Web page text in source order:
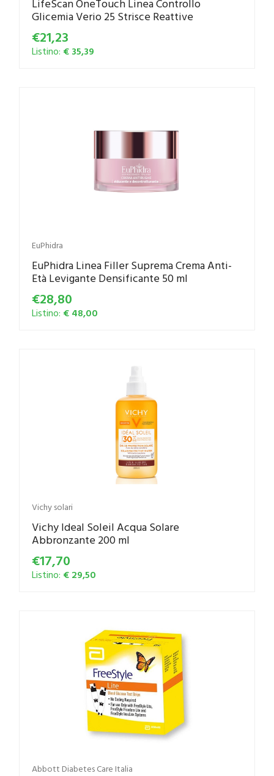
LifeScan OneTouch Linea Controllo
Glicemia Verio 25 Strisce Reattive
€21,23
Listino: € 35,39
EuPhidra
EuPhidra Linea Filler Suprema Crema Anti-
Età Levigante Densificante 50 ml
€28,80
Listino: € 48,00
Vichy solari
Vichy Ideal Soleil Acqua Solare
Abbronzante 200 ml
€17,70
Listino: € 29,50
Abbott Diabetes Care Italia